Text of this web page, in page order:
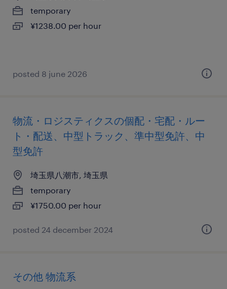
temporary
¥1238.00 per hour
posted 8 june 2026
物流・ロジスティクスの個配・宅配・ルー
ト・配送、中型トラック、準中型免許、中
型免許
埼玉県八潮市, 埼玉県
temporary
¥1750.00 per hour
posted 24 december 2024
その他 物流系